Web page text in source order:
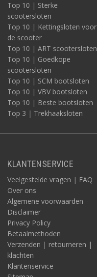
Top 10 | Sterke
scootersloten
Top 10 | Kettingsloten voor
de scooter
Top 10 | ART scootersloten
Top 10 | Goedkope
scootersloten
Top 10 | SCM bootsloten
Top 10 | VBV bootsloten
Top 10 | Beste bootsloten
Top 3 | Trekhaaksloten
KLANTENSERVICE
Veelgestelde vragen | FAQ
Over ons
Algemene voorwaarden
Disclaimer
Privacy Policy
Betaalmethoden
Verzenden | retourneren |
klachten
Klantenservice